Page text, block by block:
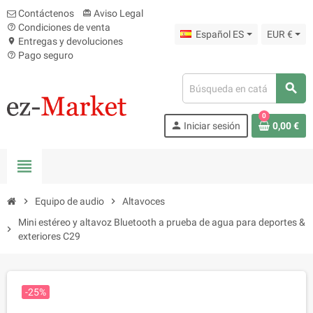
Contáctenos card_giftcard Aviso Legal
help_outline Condiciones de venta
location_on Entregas y devoluciones
help_outline Pago seguro
Español ES EUR €
search
person Iniciar sesión
0
0,00 €
view_headline
chevron_right Equipo de audio chevron_right Altavoces
chevron_right
Mini estéreo y altavoz Bluetooth a prueba de agua para deportes &
exteriores C29
-25%